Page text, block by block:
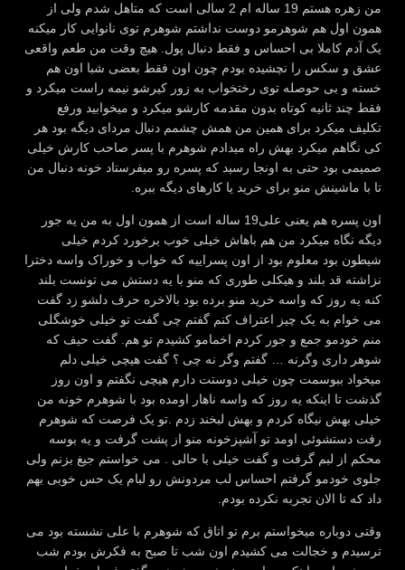
من زهره هستم 19 ساله ام 2 سالی است که متاهل شدم ولی از
همون اول هم شوهرمو دوست نداشتم شوهرم توی نانوایی کار میکنه
یک آدم کاملا بی احساس و فقط دنبال پول. هیچ وقت من طعم واقعی
عشق و سکس را نچشیده بودم چون اون فقط بعضی شبا اون هم
خسته و بی حوصله توی رختخواب به زور کیرشو نیمه راست میکرد و
فقط چند ثانیه کوتاه بدون مقدمه کارشو میکرد و میخوابید ورفع
تکلیف میکرد برای همین من همش چشمم دنبال مردای دیگه بود هر
کی نگاهم میکرد بهش راه میدادم شوهرم با پسر صاحب کارش خیلی
صمیمی بود حتی به اونجا رسید که پسره رو میفرستاد خونه دنبال من
تا با ماشینش منو برای خرید یا کارهای دیگه ببره.
اون پسره هم یعنی علی19 ساله است از همون اول به من یه جور
دیگه نگاه میکرد من هم باهاش خیلی خوب برخورد کردم خیلی
شیطون بود معلوم بود از اون پسراییه که خواب و خوراک واسه دخترا
نزاشته قد بلند و هیکلی طوری که منو با یه دستش می تونست بلند
کنه یه روز که واسه خرید منو برده بود بالاخره حرف دلشو زد گفت
می خوام به یک چیز اعتراف کنم گفتم چی گفت تو خیلی خوشگلی
منم خودمو جمع و جور کردم اخمامو کشیدم تو هم. گفت حیف که
شوهر داری وگرنه … گفتم وگر نه چی ؟ گفت هیچی خیلی دلم
میخواد ببوسمت چون خیلی دوستت دارم هیچی نگفتم و اون روز
گذشت تا اینکه یه روز که واسه ناهار اومده بود با شوهرم خونه من
خیلی بهش نیگاه کردم و بهش لبخند زدم .تو یک فرصت که شوهرم
رفت دستشوئی اومد تو آشپزخونه منو از پشت گرفت و یه بوسه
محکم از لبم گرفت و گفت خیلی با حالی . می خواستم جیغ بزنم ولی
جلوی خودمو گرفتم احساس لب مردونش رو لبام یک حس خوبی بهم
داد که تا الان تجربه نکرده بودم.
وقتی دوباره میخواستم برم تو اتاق که شوهرم با علی نشسته بود می
ترسیدم و خجالت می کشیدم اون شب تا صبح به فکرش بودم شب